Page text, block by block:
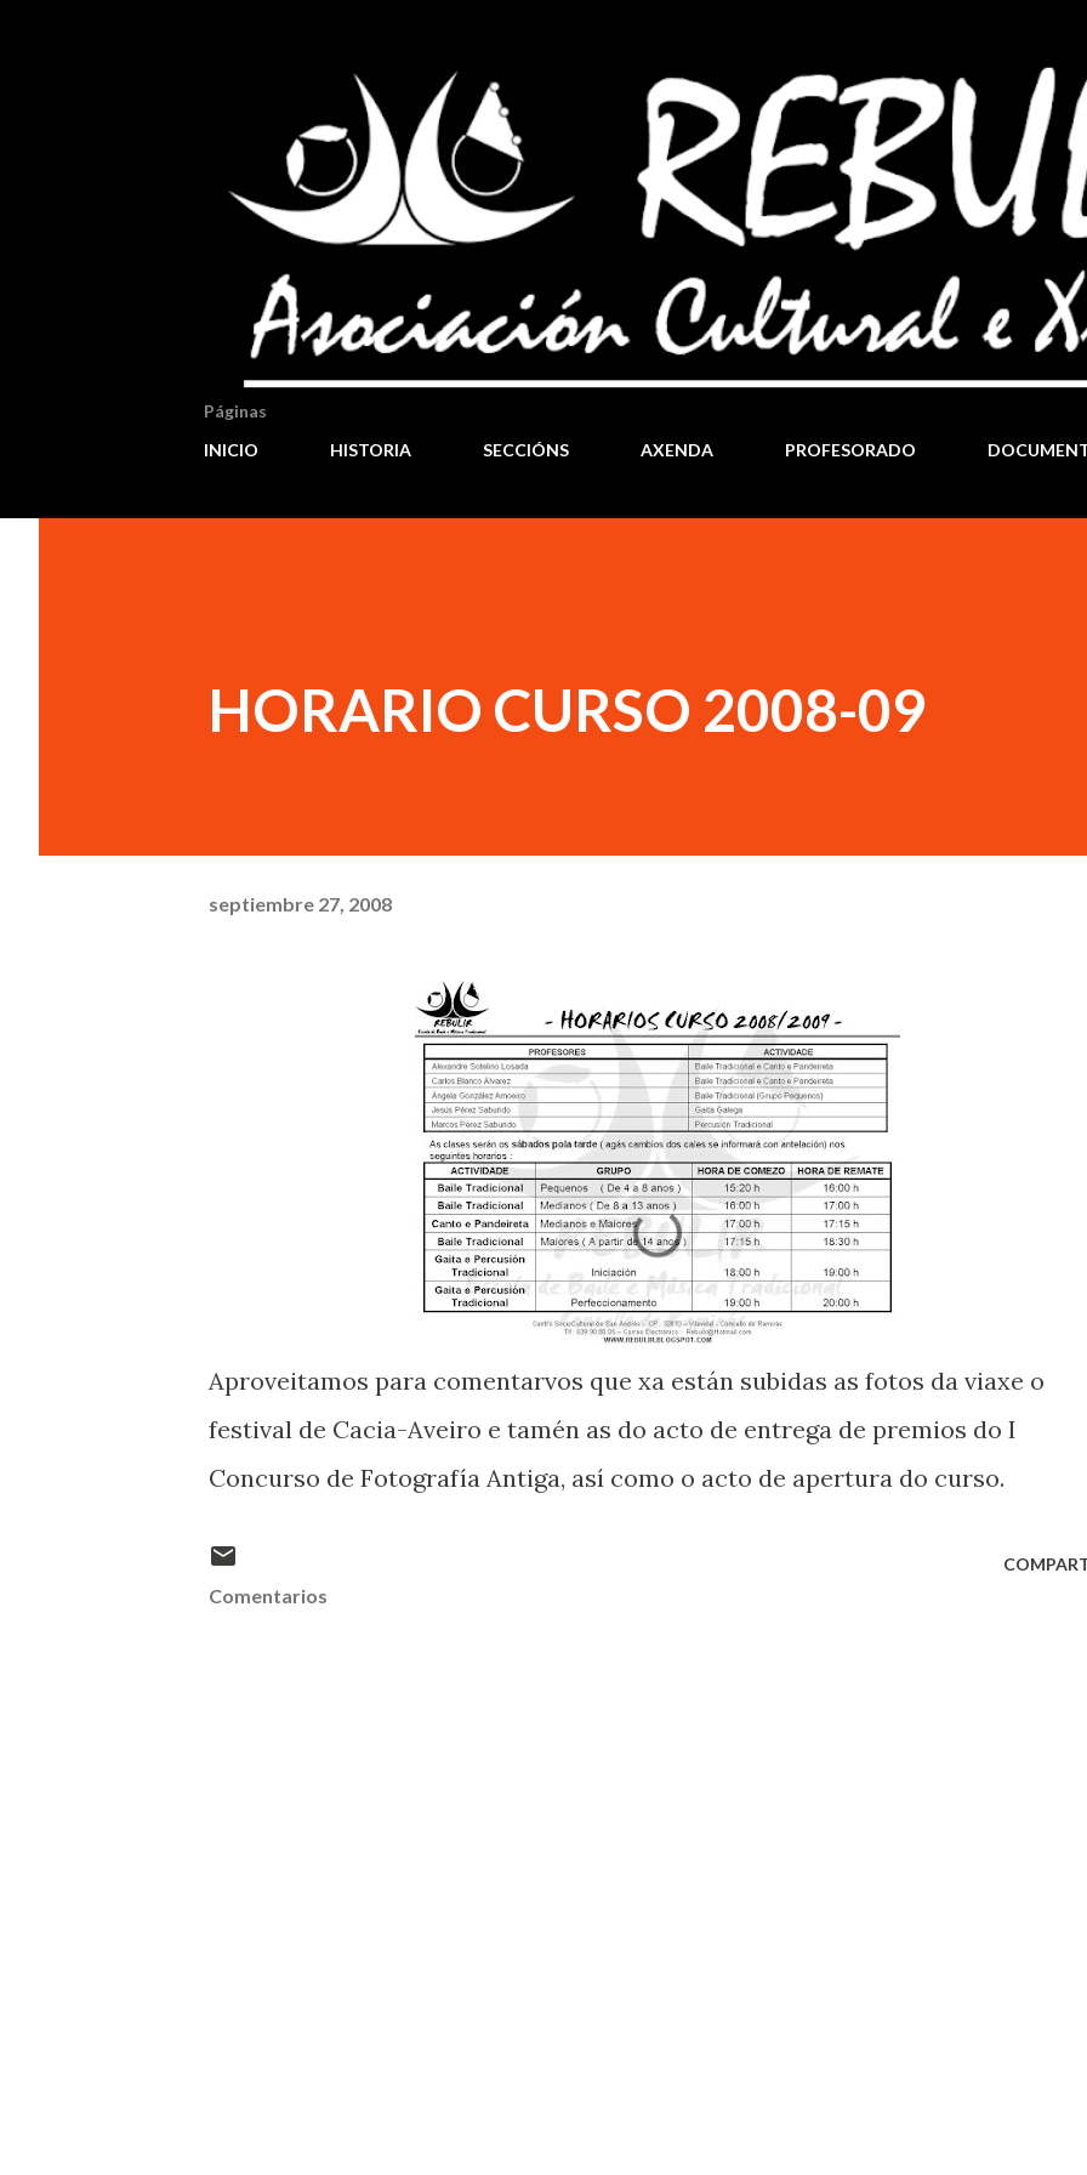
Páginas
INICIO
HISTORIA SECCIÓNS AXENDA PROFESORADO
HORARIO CURSO 2008-09
septiembre 27, 2008
Aproveitamos para comentarvos que xa están subidas as fotos da viaxe o
festival de Cacia-Aveiro e tamén as do acto de entrega de premios do I
Concurso de Fotografía Antiga, así como o acto de apertura do curso.
Comentarios